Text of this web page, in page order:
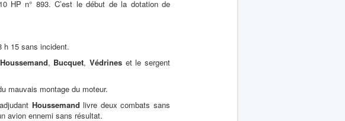
HP n° 893. C’est le début de la dotation de
h 15 sans incident.
Houssemand, Bucquet, Védrineset le sergent
mauvais montage du moteur.
Houssemand livre deux combats sans
avion ennemi sans résultat.